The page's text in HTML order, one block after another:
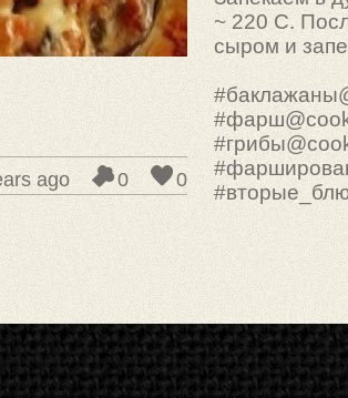
0
0
ago
~ 220 С.
сыром и